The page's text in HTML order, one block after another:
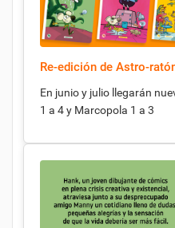
Re-edición de Astro-
En junio y julio llegarán
1 a 4 y Marcopola 1 a 3